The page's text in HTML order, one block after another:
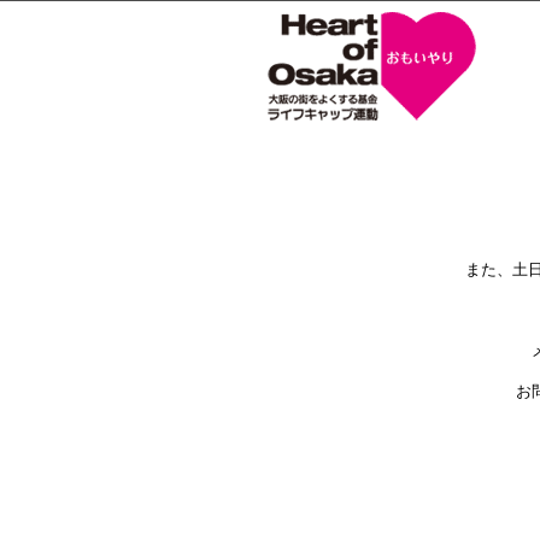
また、土
お